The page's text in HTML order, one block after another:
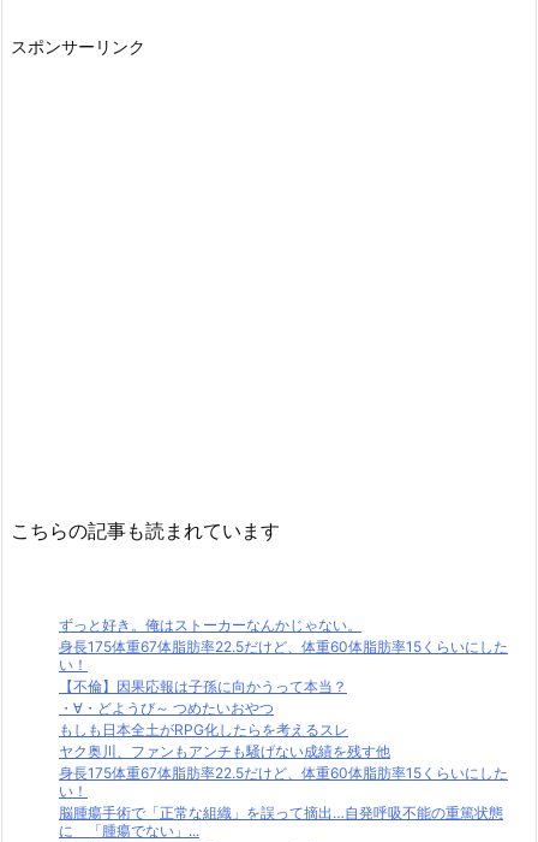
スポンサーリンク
こちらの記事も読まれています
ずっと好き。俺はストーカーなんかじゃない。
身長175体重67体脂肪率22.5だけど、体重60体脂肪率15くらいにした
い！
【不倫】因果応報は子孫に向かうって本当？
・∀・どようび～ つめたいおやつ
もしも日本全土がRPG化したらを考えるスレ
ヤク奥川、ファンもアンチも騒げない成績を残す他
身長175体重67体脂肪率22.5だけど、体重60体脂肪率15くらいにした
い！
脳腫瘍手術で「正常な組織」を誤って摘出…自発呼吸不能の重篤状態
に 「腫瘍でない」...